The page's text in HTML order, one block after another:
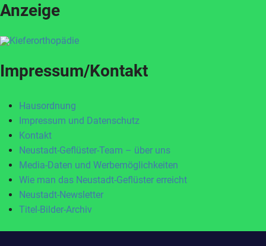
Anzeige
Impressum/Kontakt
Hausordnung
Impressum und Datenschutz
Kontakt
Neustadt-Geflüster-Team – über uns
Media-Daten und Werbemöglichkeiten
Wie man das Neustadt-Geflüster erreicht
Neustadt-Newsletter
Titel-Bilder-Archiv